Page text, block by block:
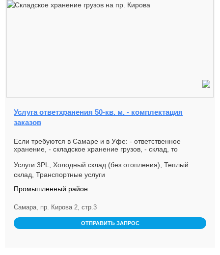
Услуга ответхранения 50-кв. м. - комплектация
заказов
Если требуются в Самаре и в Уфе: - ответственное
хранение, - складское хранение грузов, - склад, то
Услуги:3PL, Холодный склад (без отопления), Теплый
склад, Транспортные услуги
Промышленный район
Самара, пр. Кирова 2, стр.3
ОТПРАВИТЬ ЗАПРОС